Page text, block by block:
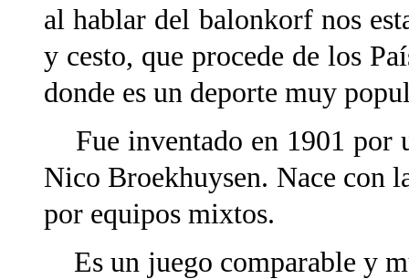
al hablar del balonkorf nos
y cesto, que procede de los
donde es un deporte muy
Fue inventado en 1901 por
Nico Broekhuysen. Nace con
por equipos mixtos.
Es un juego comparable y